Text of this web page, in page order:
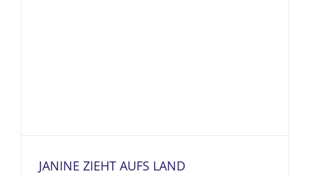
JANINE ZIEHT AUFS LAND